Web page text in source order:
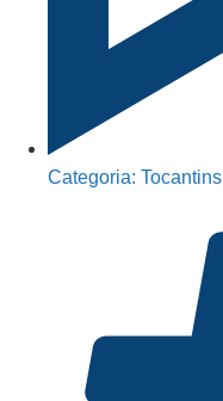
Categoria: Tocantins